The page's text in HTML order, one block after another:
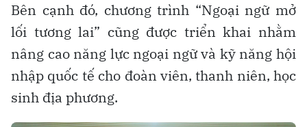
Bên cạnh đó, chương trình “Ngoại ngữ mở
lối tương lai” cũng được triển khai nhằm
nâng cao năng lực ngoại ngữ và kỹ năng hội
nhập quốc tế cho đoàn viên, thanh niên, học
sinh địa phương.